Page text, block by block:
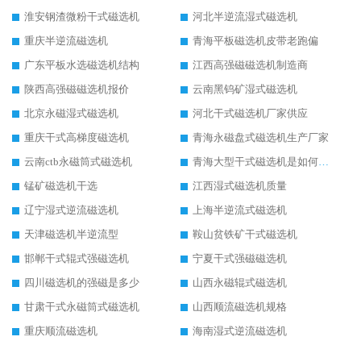
淮安钢渣微粉干式磁选机
河北半逆流湿式磁选机
重庆半逆流磁选机
青海平板磁选机皮带老跑偏
广东平板水选磁选机结构
江西高强磁磁选机制造商
陕西高强磁磁选机报价
云南黑钨矿湿式磁选机
北京永磁湿式磁选机
河北干式磁选机厂家供应
重庆干式高梯度磁选机
青海永磁盘式磁选机生产厂家
云南ctb永磁筒式磁选机
青海大型干式磁选机是如何选矿的
锰矿磁选机干选
江西湿式磁选机质量
辽宁湿式逆流磁选机
上海半逆流式磁选机
天津磁选机半逆流型
鞍山贫铁矿干式磁选机
邯郸干式辊式强磁选机
宁夏干式强磁磁选机
四川磁选机的强磁是多少
山西永磁辊式磁选机
甘肃干式永磁筒式磁选机
山西顺流磁选机规格
重庆顺流磁选机
海南湿式逆流磁选机